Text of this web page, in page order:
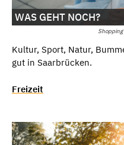
WAS GEHT NOCH?
Kultur, Sport, Natur,
gut in Saarbrücken.
Freizeit